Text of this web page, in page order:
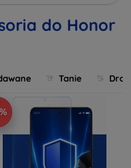
do Honor
Tanie